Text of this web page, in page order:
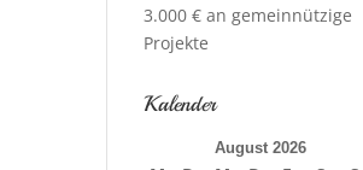
3.000 € an gemeinnützige
Projekte
Kalender
August 2026